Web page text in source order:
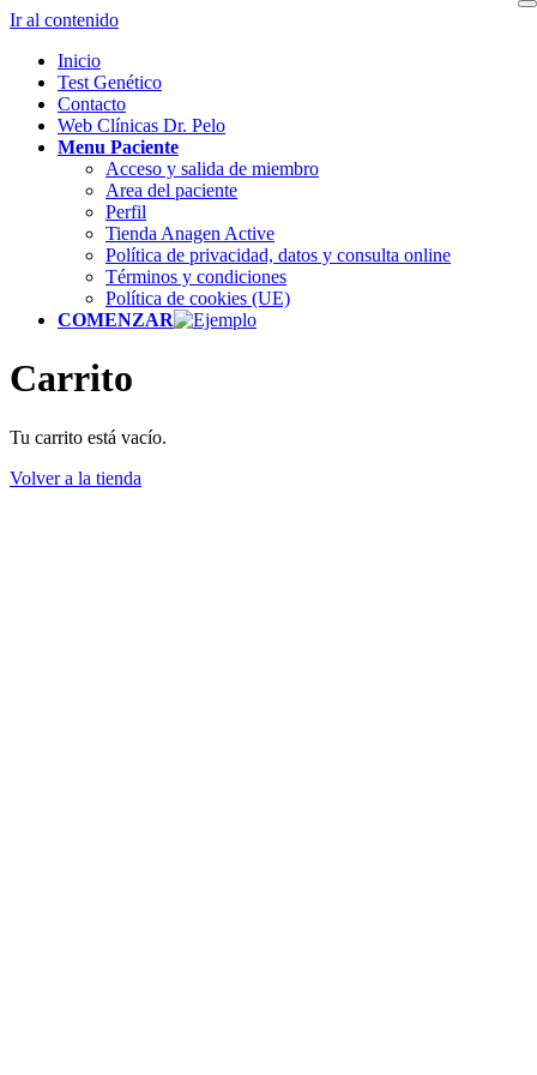
Ir al contenido
Inicio
Test Genético
Contacto
Web Clínicas Dr. Pelo
Menu Paciente
Acceso y salida de miembro
Area del paciente
Perfil
Tienda Anagen Active
Política de privacidad, datos y consulta online
Términos y condiciones
Política de cookies (UE)
COMENZAR
Carrito
Tu carrito está vacío.
Volver a la tienda